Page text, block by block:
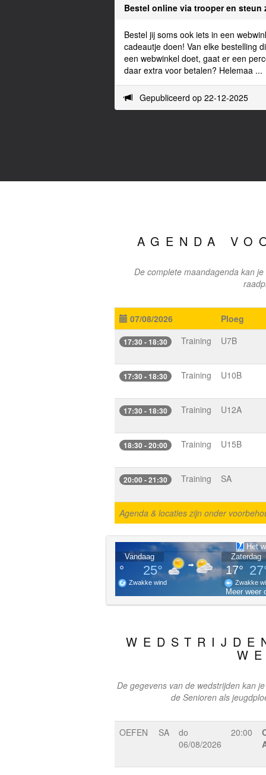
Bestel online via trooper en steun
Bestel jij soms ook iets in een
cadeautje doen! Van elke bestelling
een webwinkel doet, gaat er een
daar extra voor betalen? Helemaa
Gepubliceerd op 22-12-2025
AGENDA
De complete maandagenda kan
07/08/2026 Ploeg
17:30 - 18:30 Training U7B
17:30 - 18:30 Training U10B
17:30 - 18:30 Training U12A
18:30 - 20:00 Training U15B
20:00 - 21:30 Training SA
Agenda & locaties zijn onder
De gegevens van de wedstrijden kan
de Senioren als
OEFEN SA
do
06/08/2026
20:00